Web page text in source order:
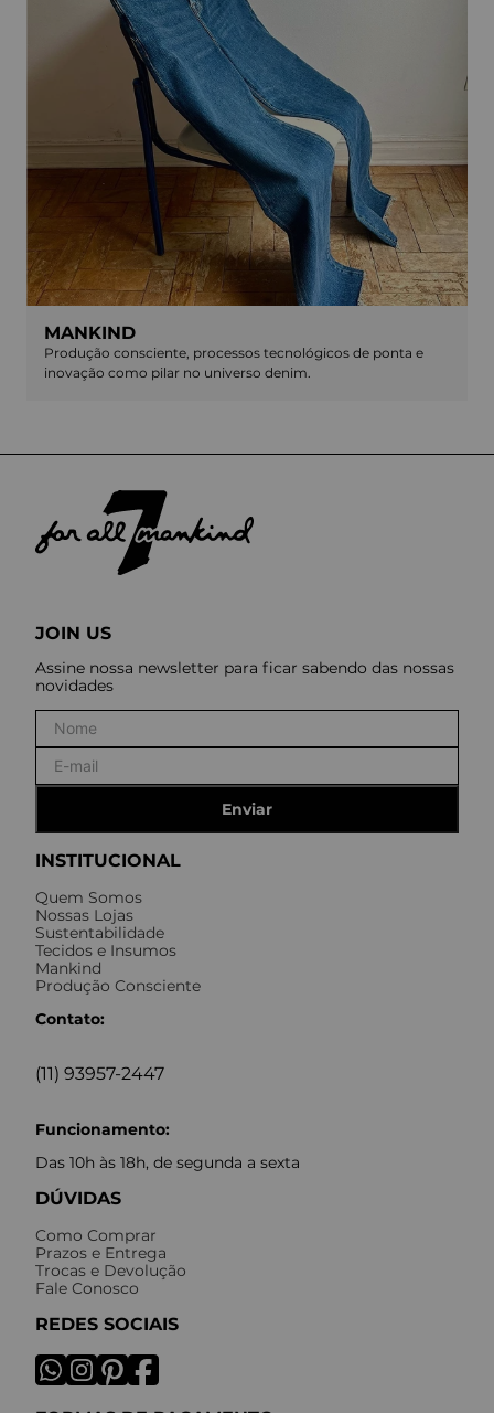
MANKIND
Produção consciente, processos tecnológicos de ponta e
inovação como pilar no universo denim.
INSTITUCIONAL
Quem Somos
Nossas Lojas
Sustentabilidade
Tecidos e Insumos
Mankind
Produção Consciente
Contato:
(11) 93957-2447
Funcionamento:
Das 10h às 18h, de segunda a sexta
DÚVIDAS
Como Comprar
Prazos e Entrega
Trocas e Devolução
Fale Conosco
REDES SOCIAIS
JOIN US
Assine nossa newsletter para ficar sabendo das nossas
novidades
Enviar